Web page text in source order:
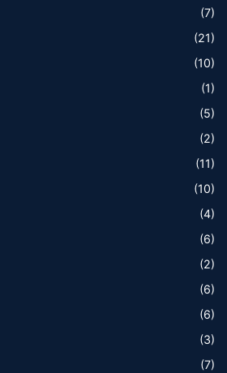
(7)
(21)
(10)
(1)
(5)
(2)
(11)
(10)
(4)
(6)
(2)
(6)
(6)
(3)
(7)